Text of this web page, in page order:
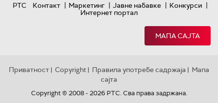
РТС
Контакт | Маркетинг | Јавне набавке | Конкурси |
Интернет портал
МАПА САЈТА
Приватност | Copyright | Правила употребе садржаја | Мапа
сајта
Copyright © 2008 - 2026 РТС. Сва права задржана.